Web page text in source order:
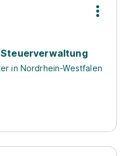
in Nordrhein-Westfalen